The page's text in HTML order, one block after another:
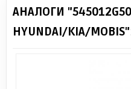
АНАЛОГИ
HYUNDAI/KIA/